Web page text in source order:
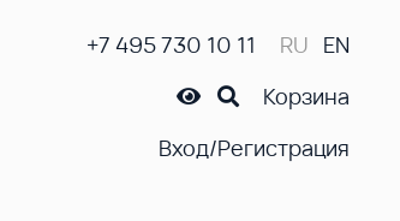
+7 495 730 10 11 RU EN
Корзина
Вход/Регистрация